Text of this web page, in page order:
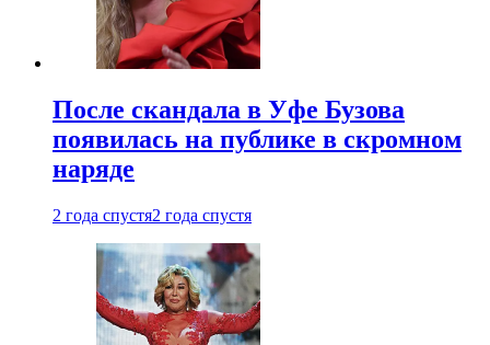
После скандала в Уфе Бузова
появилась на публике в скромном
наряде
2 года спустя2 года спустя